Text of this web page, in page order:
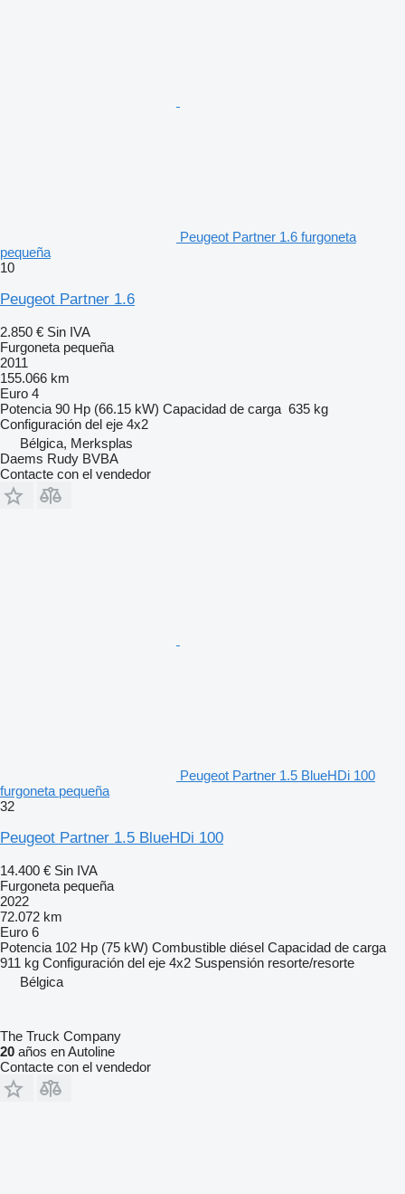
Peugeot Partner 1.6 furgoneta
pequeña
10
Peugeot Partner 1.6
2.850 € Sin IVA
Furgoneta pequeña
2011
155.066 km
Euro 4
Potencia 90 Hp (66.15 kW) Capacidad de carga 635 kg
Configuración del eje 4x2
Bélgica, Merksplas
Daems Rudy BVBA
Contacte con el vendedor
Peugeot Partner 1.5 BlueHDi 100
furgoneta pequeña
32
Peugeot Partner 1.5 BlueHDi 100
14.400 € Sin IVA
Furgoneta pequeña
2022
72.072 km
Euro 6
Potencia 102 Hp (75 kW) Combustible diésel Capacidad de carga
911 kg Configuración del eje 4x2 Suspensión resorte/resorte
Bélgica
The Truck Company
20 años en Autoline
Contacte con el vendedor